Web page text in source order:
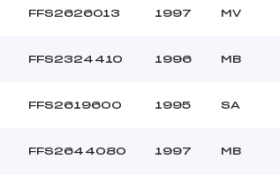
FFS2626013 1997 MV
FFS2324410 1996 MB
FFS2619600 1995 SA
FFS2644080 1997 MB